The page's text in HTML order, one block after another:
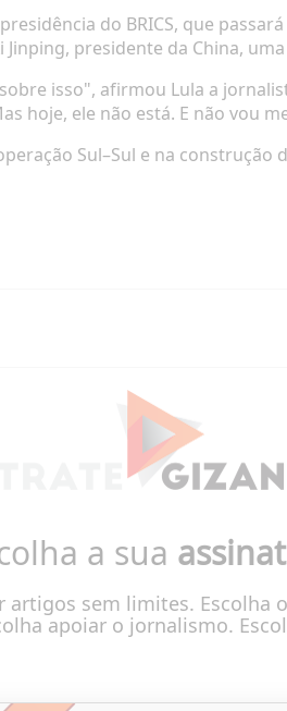
do BRICS, que
presidente da China,
isso", afirmou Lula a
hoje, ele não está. E não vou
Sul–Sul e na
a sua
artigos sem limites. Escolha
apoiar o jornalismo.